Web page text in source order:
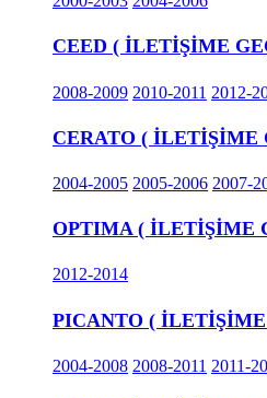
CEED ( İLETİŞİME
2008-2009 2010-2011 2012-
CERATO ( İLETİŞİME
2004-2005 2005-2006 2007-
OPTIMA ( İLETİŞİME
2012-2014
PICANTO (
2004-2008 2008-2011 2011-